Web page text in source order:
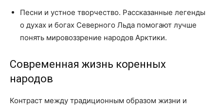
Песни и устное творчество. Рассказанные легенды
о духах и богах Северного Льда помогают лучше
понять мировоззрение народов Арктики.
Современная жизнь коренных
народов
Контраст между традиционным образом жизни и